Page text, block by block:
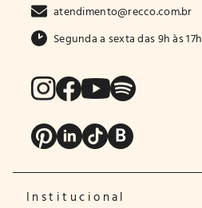
atendimento@recco.com.br
Segunda a sexta das 9h às 17h
Institucional